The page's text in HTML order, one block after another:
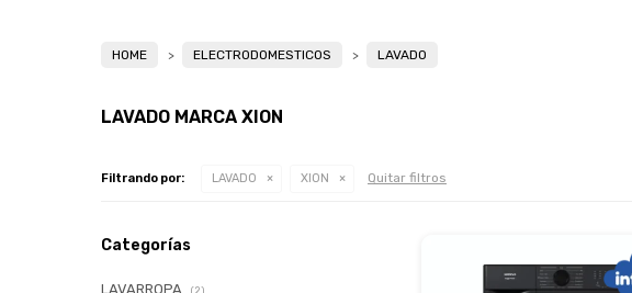
HOME ELECTRODOMESTICOS LAVADO
LAVADO MARCA XION
Filtrando por: LAVADO XION Quitar filtros
Categorías
LAVARROPA